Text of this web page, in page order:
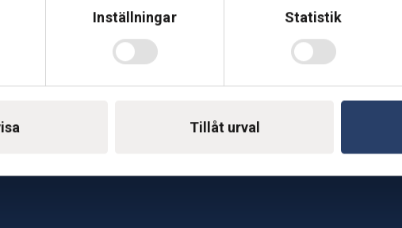
Inställningar Statistik
Tillåt urval